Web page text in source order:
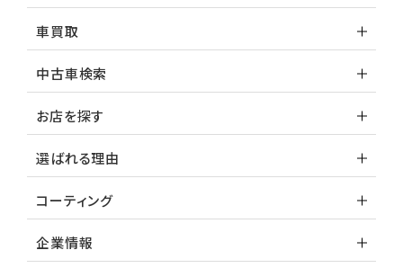
車買取
中古車検索
お店を探す
選ばれる理由
コーティング
企業情報